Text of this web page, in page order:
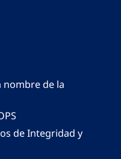
nombre de la
de Integridad y